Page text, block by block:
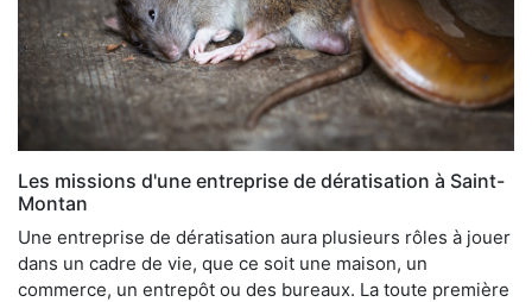
Les missions d'une entreprise de dératisation à Saint-
Montan
Une entreprise de dératisation aura plusieurs rôles à jouer
dans un cadre de vie, que ce soit une maison, un
commerce, un entrepôt ou des bureaux. La toute première